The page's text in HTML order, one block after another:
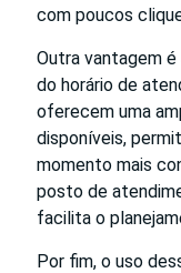
com poucos
Outra vantagem
do horário de
oferecem uma
disponíveis,
momento mais
posto de
facilita o
Por fim, o uso